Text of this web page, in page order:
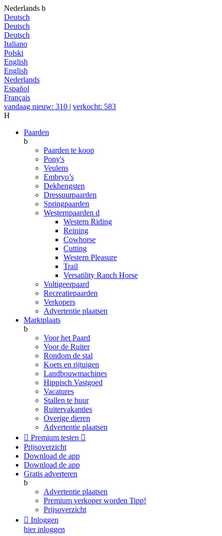
Nederlands b
Deutsch
Deutsch
Deutsch
Italiano
Polski
English
English
Nederlands
Español
Français
vandaag nieuw: 310 | verkocht: 583
H
Paarden
b
Paarden te koop
Pony's
Veulens
Embryo’s
Dekhengsten
Dressuurpaarden
Springpaarden
Westernpaarden d
Western Riding
Reining
Cowhorse
Cutting
Western Pleasure
Trail
Versatility Ranch Horse
Voltigeerpaard
Recreatiepaarden
Verkopers
Advertentie plaatsen
Marktplaats
b
Voor het Paard
Voor de Ruiter
Rondom de stal
Koets en rijtuigen
Landbouwmachines
Hippisch Vastgoed
Vacatures
Stallen te huur
Ruitervakanties
Overige dieren
Advertentie plaatsen
 Premium testen 
Prijsoverzicht
Download de app
Download de app
Gratis adverteren
b
Advertentie plaatsen
Premium verkoper worden Tipp!
Prijsoverzicht
 Inloggen
hier inloggen